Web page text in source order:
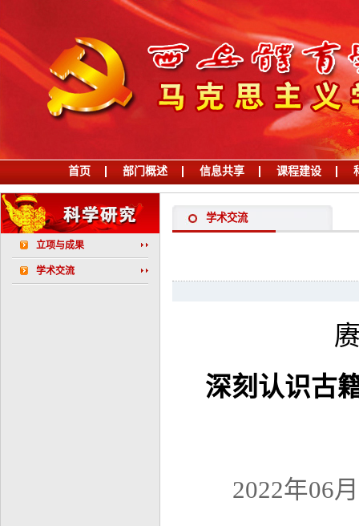
首页 部门概述 信息共享 课程建设
学习习近平党建思想
立项与成果
学术交流
学术交流
深刻认识古
2022年06